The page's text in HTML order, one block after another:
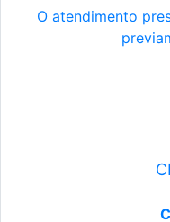
O atendimento